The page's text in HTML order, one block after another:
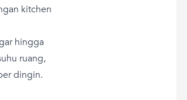
kitchen
hingga
ruang,
dingin.